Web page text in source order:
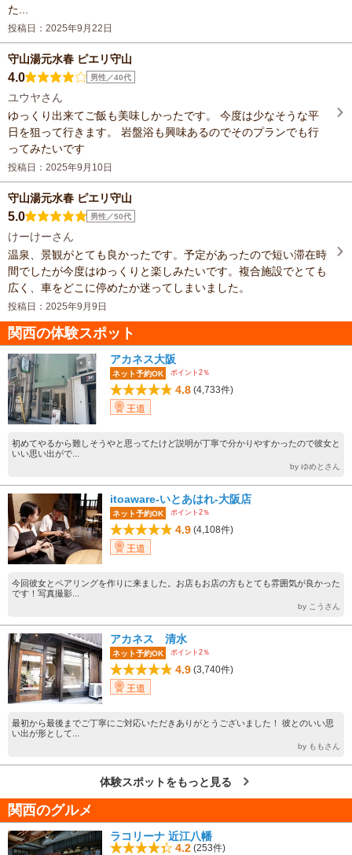
た...
投稿日：2025年9月22日
守山湯元水春 ピエリ守山
4.0 男性／40代
ユウヤさん
ゆっくり出来てご飯も美味しかったです。 今度は少なそうな平
日を狙って行きます。 岩盤浴も興味あるのでそのプランでも行
ってみたいです
投稿日：2025年9月10日
守山湯元水春 ピエリ守山
5.0 男性／50代
けーけーさん
温泉、景観がとても良かったです。予定があったので短い滞在時
間でしたが今度はゆっくりと楽しみたいです。複合施設でとても
広く、車をどこに停めたか迷ってしまいました。
投稿日：2025年9月9日
関西の体験スポット
アカネス大阪
ネット予約OK ポイント2％
4.8 (4,733件)
王道
初めてやるから難しそうやと思ってたけど説明が丁寧で分かりやすかったので彼女と
いい思い出がで...
by ゆめとさん
itoaware-いとあはれ-大阪店
ネット予約OK ポイント2％
4.9 (4,108件)
王道
今回彼女とペアリングを作りに来ました。お店もお店の方もとても雰囲気が良かった
です！写真撮影...
by こうさん
アカネス 清水
ネット予約OK ポイント2％
4.9 (3,740件)
王道
最初から最後までご丁寧にご対応いただきありがとうございました！ 彼とのいい思
い出が形として...
by ももさん
体験スポットをもっと見る
関西のグルメ
ラコリーナ 近江八幡
4.2 (253件)